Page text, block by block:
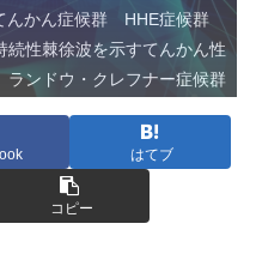
んかん症候群 HHE症候群
性棘徐波を示すてんかん性
ンドウ・クレフナー症候群
はてブ
コピー